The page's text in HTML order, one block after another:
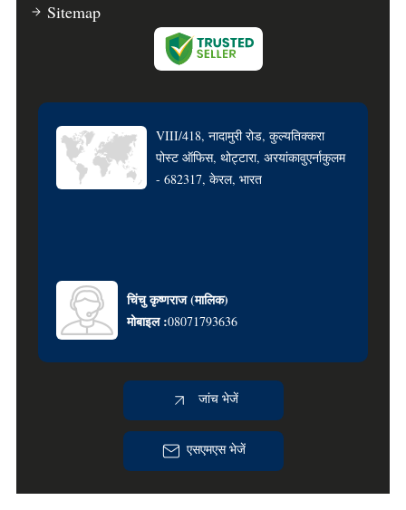
Sitemap
VIII/418, नादामुरी रोड, कुल्यतिक्करा
पोस्ट ऑफिस, थोट्टारा, अरयांकावुएर्नाकुलम
- 682317, केरल, भारत
चिंचु कृष्णराज(मालिक)
मोबाइल :08071793636
जांच भेजें
एसएमएस भेजें